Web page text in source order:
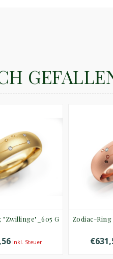
"Zwillinge"_605 G
inkl. Steuer
Zodiac-